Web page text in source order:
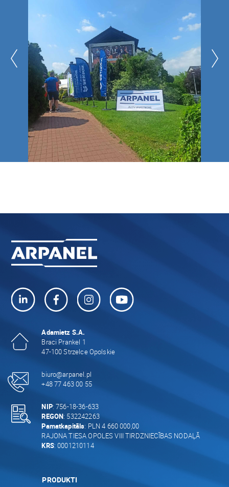
Adamietz S.A.
Braci Prankel 1
47-100 Strzelce Opolskie
biuro@arpanel.pl
+48 77 463 00 55
NIP: 756-18-36-633
REGON: 532242263
Pamatkapitāls: PLN 4 660 000,00
RAJONA TIESA OPOLES VIII TIRDZNIECĪBAS NODAĻĀ
KRS: 0001210114
PRODUKTI